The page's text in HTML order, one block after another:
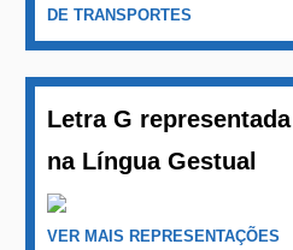
DE TRANSPORTES
Letra G representada
na Língua Gestual
VER MAIS REPRESENTAÇÕES